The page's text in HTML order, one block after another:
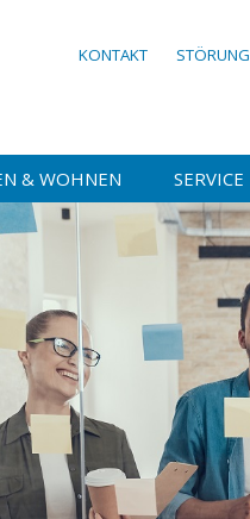
KONTAKT STÖRUNG
& WOHNEN SERVICE